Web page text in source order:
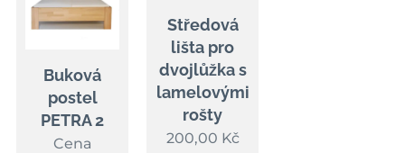
Buková
postel
PETRA 2
Cena
Středová
lišta pro
dvojlůžka s
lamelovými
rošty
200,00 Kč